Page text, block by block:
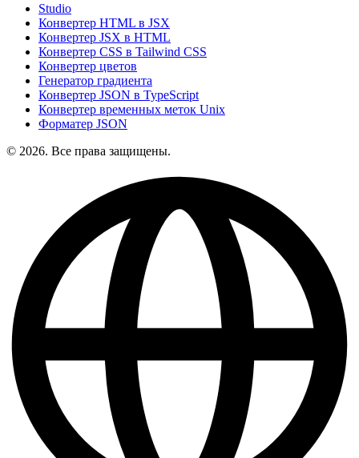
Studio
Конвертер HTML в JSX
Конвертер JSX в HTML
Конвертер CSS в Tailwind CSS
Конвертер цветов
Генератор градиента
Конвертер JSON в TypeScript
Конвертер временных меток Unix
Форматер JSON
© 2026. Все права защищены.